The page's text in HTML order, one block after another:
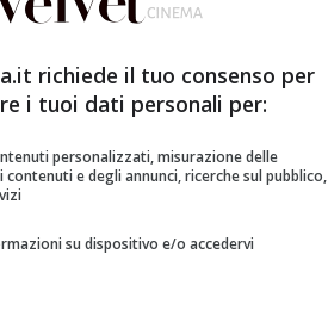
richiede il tuo consenso per
i tuoi dati personali per:
personalizzati, misurazione delle
e degli annunci, ricerche sul pubblico,
su dispositivo e/o accedervi